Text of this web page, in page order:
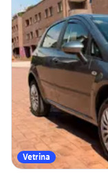
Vetrina